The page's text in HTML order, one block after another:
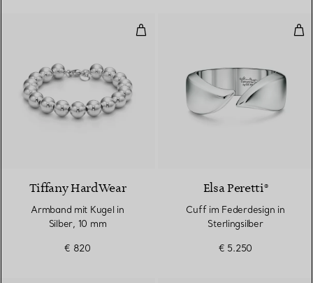
Armband mit Kugel in Silber, 10
Tiffany HardWear
Armband mit Kugel in
Silber, 10 mm
€ 820
Elsa Peretti®
Cuff im Federdesign in
Sterlingsilber
€ 5.250